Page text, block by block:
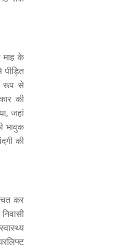
माह के
रूप से
की
जहां
भावुक
की
कर